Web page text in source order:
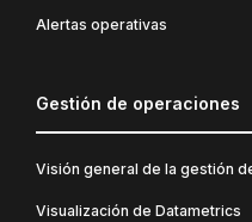
Alertas operativas
Gestión de operaciones
Visión general de la gestión
Visualización de Datametrics